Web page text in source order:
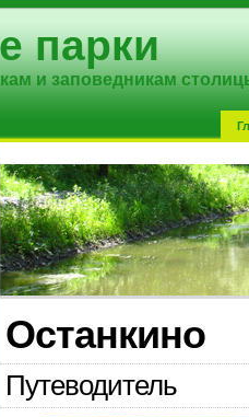
парки
и заповедникам
Останкино
Путеводитель